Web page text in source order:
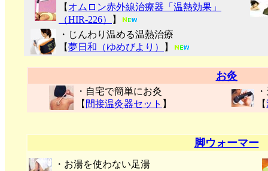
【 オムロン赤外線治療器「温熱効果」
（HIR-226）
】
・じんわり温める温熱治療
【夢日和（ゆめびより） 】
お灸
・自宅で簡単にお灸
【 間接温灸器セット 】
【
脚ウォーマー
・お湯を使わない足湯